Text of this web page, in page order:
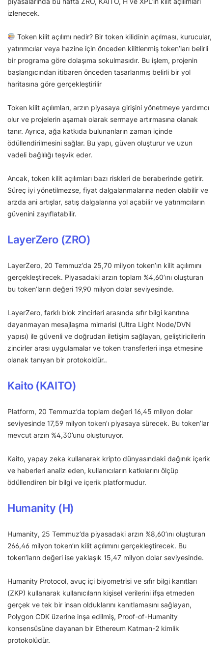
izlenecek.
Token kilit açılımı nedir? Bir token kilidinin açılması, kurucular,
yatırımcılar veya hazine için önceden kilitlenmiş token’ları belirli
bir programa göre dolaşıma sokulmasıdır. Bu işlem, projenin
başlangıcından itibaren önceden tasarlanmış belirli bir yol
haritasına göre gerçekleştirilir
Token kilit açılımları, arzın piyasaya girişini yönetmeye yardımcı
olur ve projelerin aşamalı olarak sermaye artırmasına olanak
tanır. Ayrıca, ağa katkıda bulunanların zaman içinde
ödüllendirilmesini sağlar. Bu yapı, güven oluşturur ve uzun
vadeli bağlılığı teşvik eder.
Ancak, token kilit açılımları bazı riskleri de beraberinde getirir.
Süreç iyi yönetilmezse, fiyat dalgalanmalarına neden olabilir ve
arzda ani artışlar, satış dalgalarına yol açabilir ve yatırımcıların
güvenini zayıflatabilir.
LayerZero (ZRO)
LayerZero, 20 Temmuz’da 25,70 milyon token’ın kilit açılımını
gerçekleştirecek. Piyasadaki arzın toplam %4,60’ını oluşturan
bu token’ların değeri 19,90 milyon dolar seviyesinde.
LayerZero, farklı blok zincirleri arasında sıfır bilgi kanıtına
dayanmayan mesajlaşma mimarisi (Ultra Light Node/DVN
yapısı) ile güvenli ve doğrudan iletişim sağlayan, geliştiricilerin
zincirler arası uygulamalar ve token transferleri inşa etmesine
olanak tanıyan bir protokoldür..
Kaito (KAITO)
Platform, 20 Temmuz’da toplam değeri 16,45 milyon dolar
seviyesinde 17,59 milyon token’ı piyasaya sürecek. Bu token’lar
mevcut arzın %4,30’unu oluşturuyor.
Kaito, yapay zeka kullanarak kripto dünyasındaki dağınık içerik
ve haberleri analiz eden, kullanıcıların katkılarını ölçüp
ödüllendiren bir bilgi ve içerik platformudur.
Humanity (H)
Humanity, 25 Temmuz’da piyasadaki arzın %8,60’ını oluşturan
266,46 milyon token’ın kilit açılımını gerçekleştirecek. Bu
token’ların değeri ise yaklaşık 15,47 milyon dolar seviyesinde.
Humanity Protocol, avuç içi biyometrisi ve sıfır bilgi kanıtları
(ZKP) kullanarak kullanıcıların kişisel verilerini ifşa etmeden
gerçek ve tek bir insan olduklarını kanıtlamasını sağlayan,
Polygon CDK üzerine inşa edilmiş, Proof-of-Humanity
konsensüsüne dayanan bir Ethereum Katman-2 kimlik
protokolüdür.